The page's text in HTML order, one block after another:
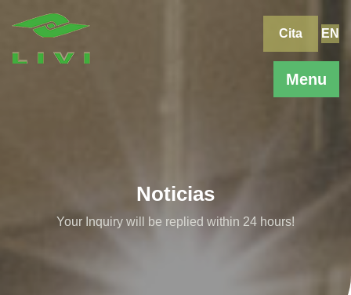
Menu
Cita EN
Noticias
Your Inquiry will be replied within 24 hours!